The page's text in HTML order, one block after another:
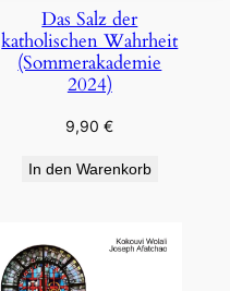
Das Salz der
katholischen Wahrheit
(Sommerakademie
2024)
9,90€
In den Warenkorb